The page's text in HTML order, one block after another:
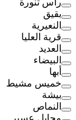
رأس تنورة
بقيق
النعيرية
قرية العليا
العديد
البيضاء
أبها
خميس مشيط
بيشة
النماص